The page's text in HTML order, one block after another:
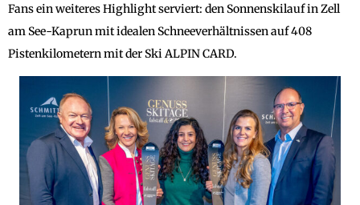
Fans ein weiteres Highlight serviert: den Sonnenskilauf in Zell
am See-Kaprun mit idealen Schneeverhältnissen auf 408
Pistenkilometern mit der Ski ALPIN CARD.